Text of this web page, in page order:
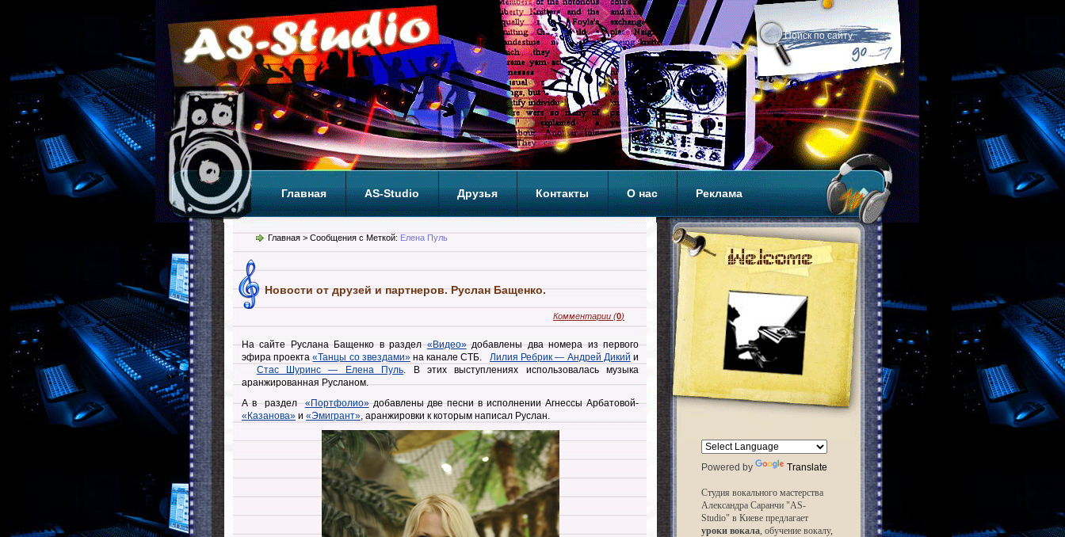
Главная AS-Studio Друзья Контакты О нас Реклама
Теги ТОП
Powered by Translate
Студия вокального мастерства
Александра Саранчи "AS-
Studio" в Киеве предлагает
уроки вокала, обучение вокалу,
Главная > Сообщения с Меткой: Елена Пуль
Новости от друзей и партнеров. Руслан Бащенко.
Комментарии (0)
На сайте Руслана Бащенко в раздел«Видео»добавлены два номера из первого
эфира проекта«Танцы со звездами»на канале СТБ.Лилия Ребрик — Андрей Дикий и
Стас Шуринс — Елена Пуль. В этих выступлениях использовалась музыка
аранжированная Русланом.
А в раздел«Портфолио»добавлены две песни в исполнении Агнессы Арбатовой-
«Казанова» и «Эмигрант», аранжировки к которым написал Руслан.